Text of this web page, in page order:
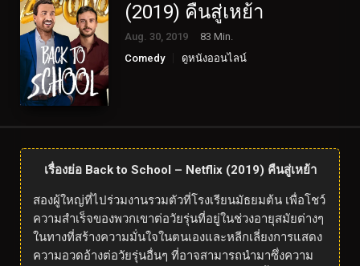
(2019) คืนสู่เหย้า
Aug. 30, 2019
83 Min.
Comedy
ดูหนังออนไลน์
เรื่องย่อ Back to School – Netflix (2019) คืนสู่เหย้า
สองผู้ใหญ่ที่ไปร่วมงานรวมตัวที่โรงเรียนมัธยมต้น เพื่อโชว์
ความสำเร็จของพวกเขาต่อวัยรุ่นที่อยู่ในช่วงอายุสมัยต่างๆ
ในทางที่สร้างความมั่นใจในตนเองและหลีกเลี่ยงการแสดง
ความอวดอ้างต่อวัยรุ่นอื่นๆ ที่อาจสามารถนำมาซึ่งความ